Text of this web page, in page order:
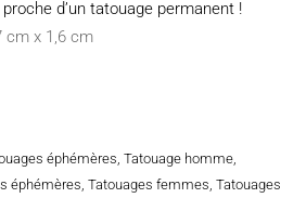
d’un tatouage permanent !
cm x 1,6 cm
éphémères, Tatouage homme,
éphémères, Tatouages femmes, Tatouages